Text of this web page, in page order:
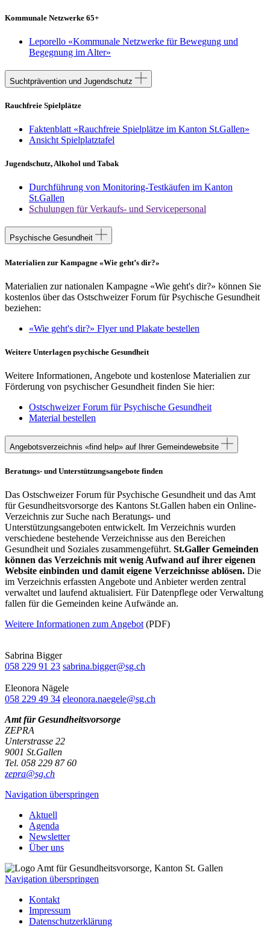
Kommunale Netzwerke 65+
Leporello «Kommunale Netzwerke für Bewegung und
Begegnung im Alter»
Suchtprävention und Jugendschutz
Rauchfreie Spielplätze
Faktenblatt «Rauchfreie Spielplätze im Kanton St.Gallen»
Ansicht Spielplatztafel
Jugendschutz, Alkohol und Tabak
Durchführung von Monitoring-Testkäufen im Kanton
St.Gallen
Schulungen für Verkaufs- und Servicepersonal
Psychische Gesundheit
Materialien zur Kampagne «Wie geht’s dir?»
Materialien zur nationalen Kampagne «Wie geht's dir?» können Sie
kostenlos über das Ostschweizer Forum für Psychische Gesundheit
beziehen:
«Wie geht's dir?» Flyer und Plakate bestellen
Weitere Unterlagen psychische Gesundheit
Weitere Informationen, Angebote und kostenlose Materialien zur
Förderung von psychischer Gesundheit finden Sie hier:
Ostschweizer Forum für Psychische Gesundheit
Material bestellen
Angebotsverzeichnis «find help» auf Ihrer Gemeindewebsite
Beratungs- und Unterstützungsangebote finden
Das Ostschweizer Forum für Psychische Gesundheit und das Amt
für Gesundheitsvorsorge des Kantons St.Gallen haben ein Online-
Verzeichnis zur Suche nach Beratungs- und
Unterstützungsangeboten entwickelt. Im Verzeichnis wurden
verschiedene bestehende Verzeichnisse aus den Bereichen
Gesundheit und Soziales zusammengeführt. St.Galler Gemeinden
können das Verzeichnis mit wenig Aufwand auf ihrer eigenen
Website einbinden und damit eigene Verzeichnisse ablösen. Die
im Verzeichnis erfassten Angebote und Anbieter werden zentral
verwaltet und laufend aktualisiert. Für Datenpflege oder Verwaltung
fallen für die Gemeinden keine Aufwände an.
Weitere Informationen zum Angebot (PDF)
Sabrina Bigger
058 229 91 23 sabrina.bigger@sg.ch
Eleonora Nägele
058 229 49 34 eleonora.naegele@sg.ch
Amt für Gesundheitsvorsorge
ZEPRA
Unterstrasse 22
9001 St.Gallen
Tel. 058 229 87 60
zepra@sg.ch
Navigation überspringen
Aktuell
Agenda
Newsletter
Über uns
Navigation überspringen
Kontakt
Impressum
Datenschutzerklärung